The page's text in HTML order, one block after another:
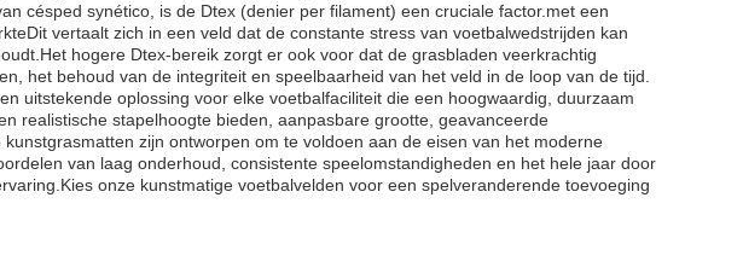
césped synético, is de Dtex (denier per filament) een cruciale factor.met een
vertaalt zich in een veld dat de constante stress van voetbalwedstrijden kan
hogere Dtex-bereik zorgt er ook voor dat de grasbladen veerkrachtig
het behoud van de integriteit en speelbaarheid van het veld in de loop van de tijd.
uitstekende oplossing voor elke voetbalfaciliteit die een hoogwaardig, duurzaam
realistische stapelhoogte bieden, aanpasbare grootte, geavanceerde
zijn ontworpen om te voldoen aan de eisen van het moderne
van laag onderhoud, consistente speelomstandigheden en het hele jaar door
onze kunstmatige voetbalvelden voor een spelveranderende toevoeging